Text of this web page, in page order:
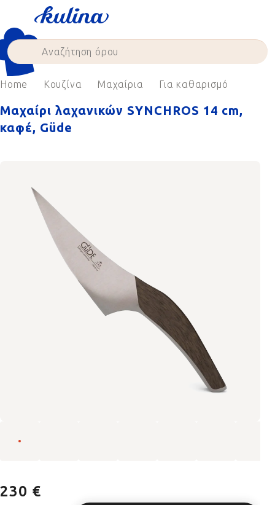
content
Home Κουζίνα Μαχαίρια Για καθαρισμό
Μαχαίρι λαχανικών SYNCHROS 14 cm,
καφέ, Güde
230 €